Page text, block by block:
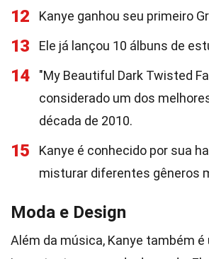
12 Kanye ganhou seu primeiro
13 Ele já lançou 10 álbuns de
14
"My Beautiful Dark Twisted
considerado um dos
década de 2010.
15
Kanye é conhecido por sua
misturar diferentes gêneros
Moda e Design
Além da música, Kanye também é